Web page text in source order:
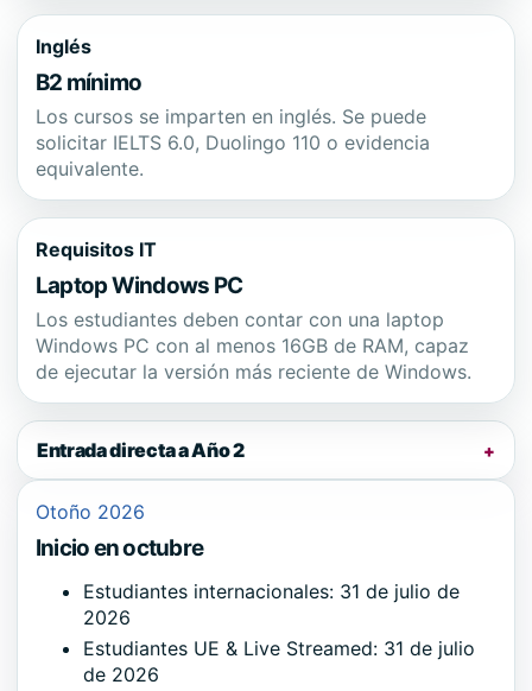
Inglés
B2 mínimo
Los cursos se imparten en inglés. Se puede
solicitar IELTS 6.0, Duolingo 110 o evidencia
equivalente.
Requisitos IT
Laptop Windows PC
Los estudiantes deben contar con una laptop
Windows PC con al menos 16GB de RAM, capaz
de ejecutar la versión más reciente de Windows.
Entrada directa a Año 2 +
Otoño 2026
Inicio en octubre
Estudiantes internacionales: 31 de julio de
2026
Estudiantes UE & Live Streamed: 31 de julio
de 2026